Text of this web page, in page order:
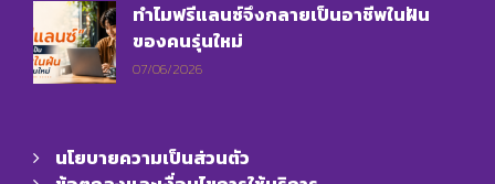
ทำไมฟรีแลนซ์จึงกลายเป็นอาชีพในฝัน
ของคนรุ่นใหม่
07/06/2026
นโยบายความเป็นส่วนตัว